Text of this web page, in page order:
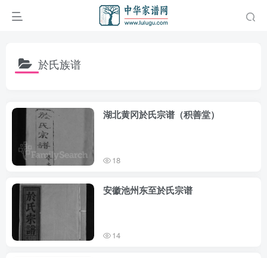
於氏族谱
湖北黄冈於氏宗谱（积善堂）
18
安徽池州东至於氏宗谱
14